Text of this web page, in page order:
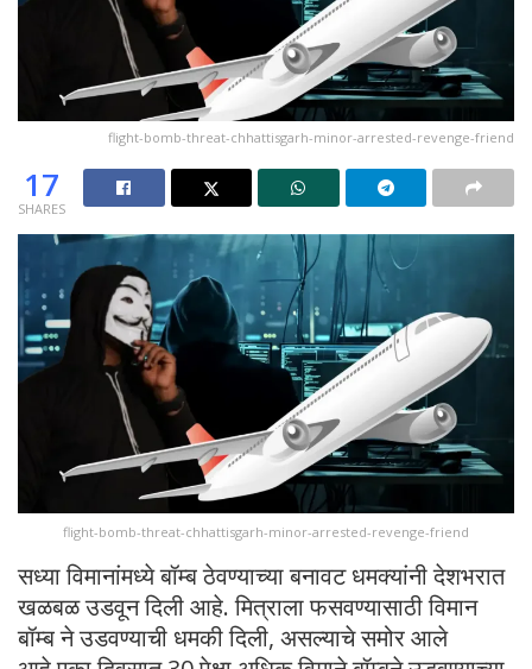
flight-bomb-threat-chhattisgarh-minor-arrested-revenge-friend
17
SHARES
flight-bomb-threat-chhattisgarh-minor-arrested-revenge-friend
सध्या विमानांमध्ये बॉम्ब ठेवण्याच्या बनावट धमक्यांनी देशभरात
खळबळ उडवून दिली आहे. मित्राला फसवण्यासाठी विमान
बॉम्ब ने उडवण्याची धमकी दिली, असल्याचे समोर आले